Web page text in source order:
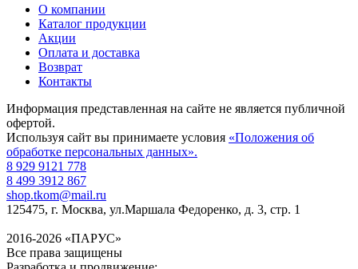
О компании
Каталог продукции
Акции
Оплата и доставка
Возврат
Контакты
Информация представленная на сайте не является публичной
офертой.
Используя сайт вы принимаете условия «Положения об
обработке персональных данных».
8 929 9121 778
8 499 3912 867
shop.tkom@mail.ru
125475, г. Москва, ул.Маршала Федоренко, д. 3, стр. 1
2016-2026 «ПАРУС»
Все права защищены